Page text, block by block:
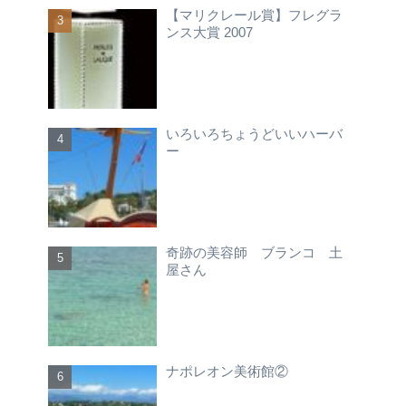
【マリクレール賞】フレグラ
ンス大賞 2007
いろいろちょうどいいハーバ
ー
奇跡の美容師 ブランコ 土
屋さん
ナポレオン美術館②